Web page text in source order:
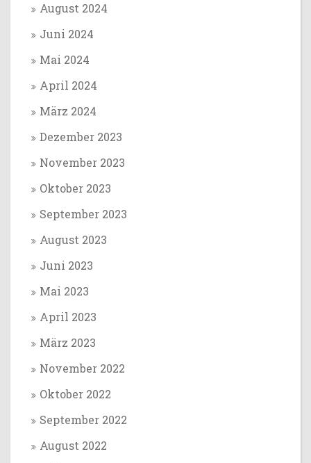
August 2024
Juni 2024
Mai 2024
April 2024
März 2024
Dezember 2023
November 2023
Oktober 2023
September 2023
August 2023
Juni 2023
Mai 2023
April 2023
März 2023
November 2022
Oktober 2022
September 2022
August 2022